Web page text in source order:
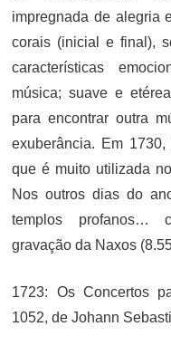
impregnada de alegria
corais (inicial e final),
características
música; suave e
para encontrar outra
exuberância. Em
que é muito utilizada
Nos outros dias do
templos profanos…
gravação da Naxos
1723: Os Concertos
1052, de Johann